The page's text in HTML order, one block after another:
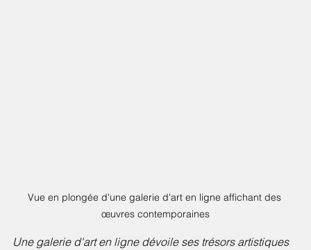
Vue en plongée d'une galerie d'art en ligne affichant des
œuvres contemporaines
Une galerie d'art en ligne dévoile ses trésors artistiques